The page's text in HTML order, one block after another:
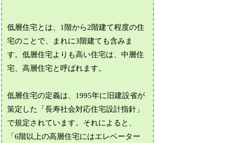
低層住宅とは、1階から2階建て程度の住
宅のことで、まれに3階建ても含みま
す。低層住宅よりも高い住宅は、中層住
宅、高層住宅と呼ばれます。
低層住宅の定義は、1995年に旧建設省が
策定した「長寿社会対応住宅設計指針」
で規定されています。それによると、
「6階以上の高層住宅にはエレベーター